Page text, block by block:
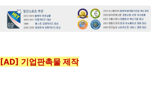
[AD] 기업판촉물 제작